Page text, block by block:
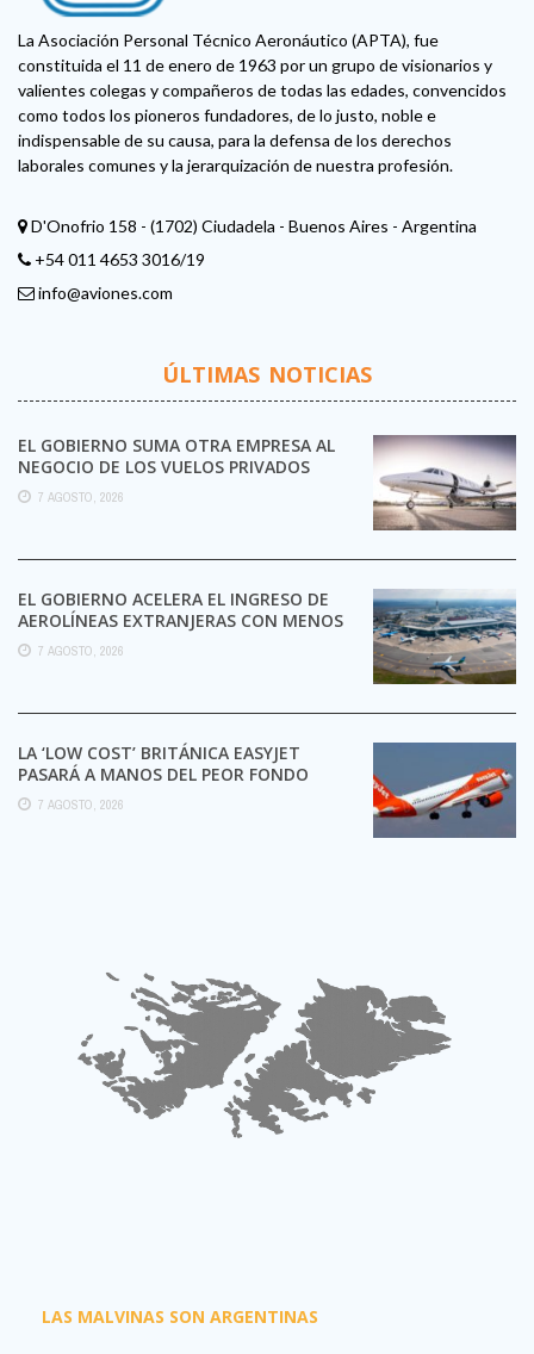
La Asociación Personal Técnico Aeronáutico (APTA), fue
constituida el 11 de enero de 1963 por un grupo de visionarios y
valientes colegas y compañeros de todas las edades, convencidos
como todos los pioneros fundadores, de lo justo, noble e
indispensable de su causa, para la defensa de los derechos
laborales comunes y la jerarquización de nuestra profesión.
D'Onofrio 158 - (1702) Ciudadela - Buenos Aires - Argentina
+54 011 4653 3016/19
info@aviones.com
ÚLTIMAS NOTICIAS
EL GOBIERNO SUMA OTRA EMPRESA AL
NEGOCIO DE LOS VUELOS PRIVADOS
7 AGOSTO, 2026
EL GOBIERNO ACELERA EL INGRESO DE
AEROLÍNEAS EXTRANJERAS CON MENOS
TRÁMITES
7 AGOSTO, 2026
LA ‘LOW COST’ BRITÁNICA EASYJET
PASARÁ A MANOS DEL PEOR FONDO
POSIBLE:
7 AGOSTO, 2026
LAS MALVINAS SON ARGENTINAS